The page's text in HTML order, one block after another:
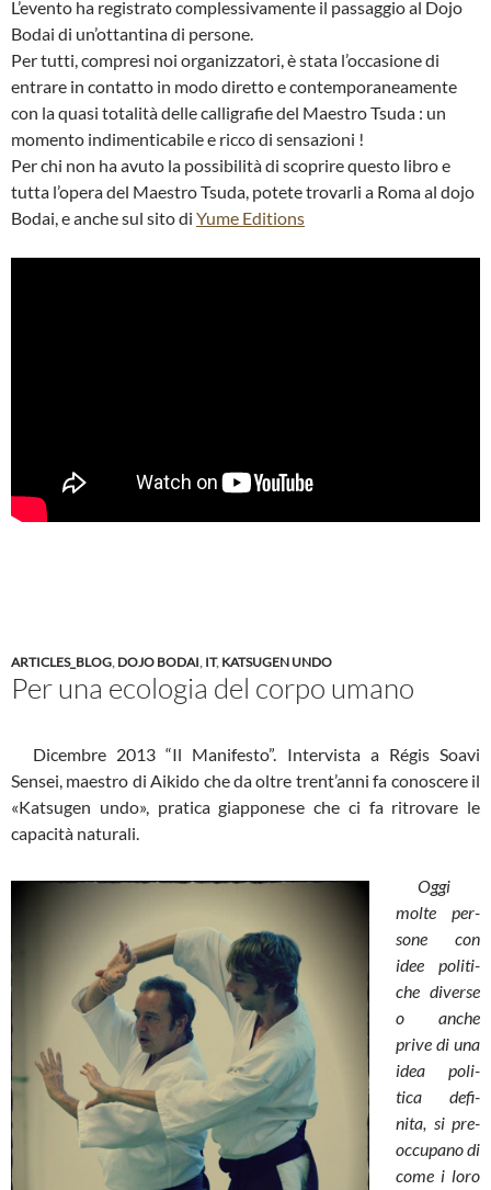
L’evento ha registrato complessivamente il passaggio al Dojo
Bodai di un’ottantina di persone.
Per tutti, compresi noi organizzatori, è stata l’occasione di
entrare in contatto in modo diretto e contemporaneamente
con la quasi totalità delle calligrafie del Maestro Tsuda : un
momento indimenticabile e ricco di sensazioni !
Per chi non ha avuto la possibilità di scoprire questo libro e
tutta l’opera del Maestro Tsuda, potete trovarli a Roma al dojo
Bodai, e anche sul sito di Yume Editions
ARTICLES_BLOG, DOJO BODAI, IT, KATSUGEN UNDO
Per una ecologia del corpo umano
Dicembre 2013 “Il Manifesto”. Intervista a Régis Soavi
Sensei, maestro di Aikido che da oltre trent’anni fa conoscere il
«Katsugen undo», pratica giapponese che ci fa ritrovare le
capacità naturali.
Oggi
molte per­
sone con
idee poli­ti­
che diverse
o anche
prive di una
idea poli­
tica defi­
nita, si pre­
oc­cu­pano di
come i loro